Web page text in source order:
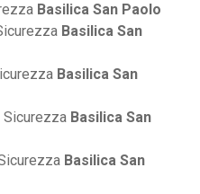
Basilica San Paolo
Basilica San
Basilica San
Sicurezza Basilica San
Basilica San